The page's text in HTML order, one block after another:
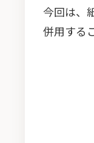
今回は、
併用する